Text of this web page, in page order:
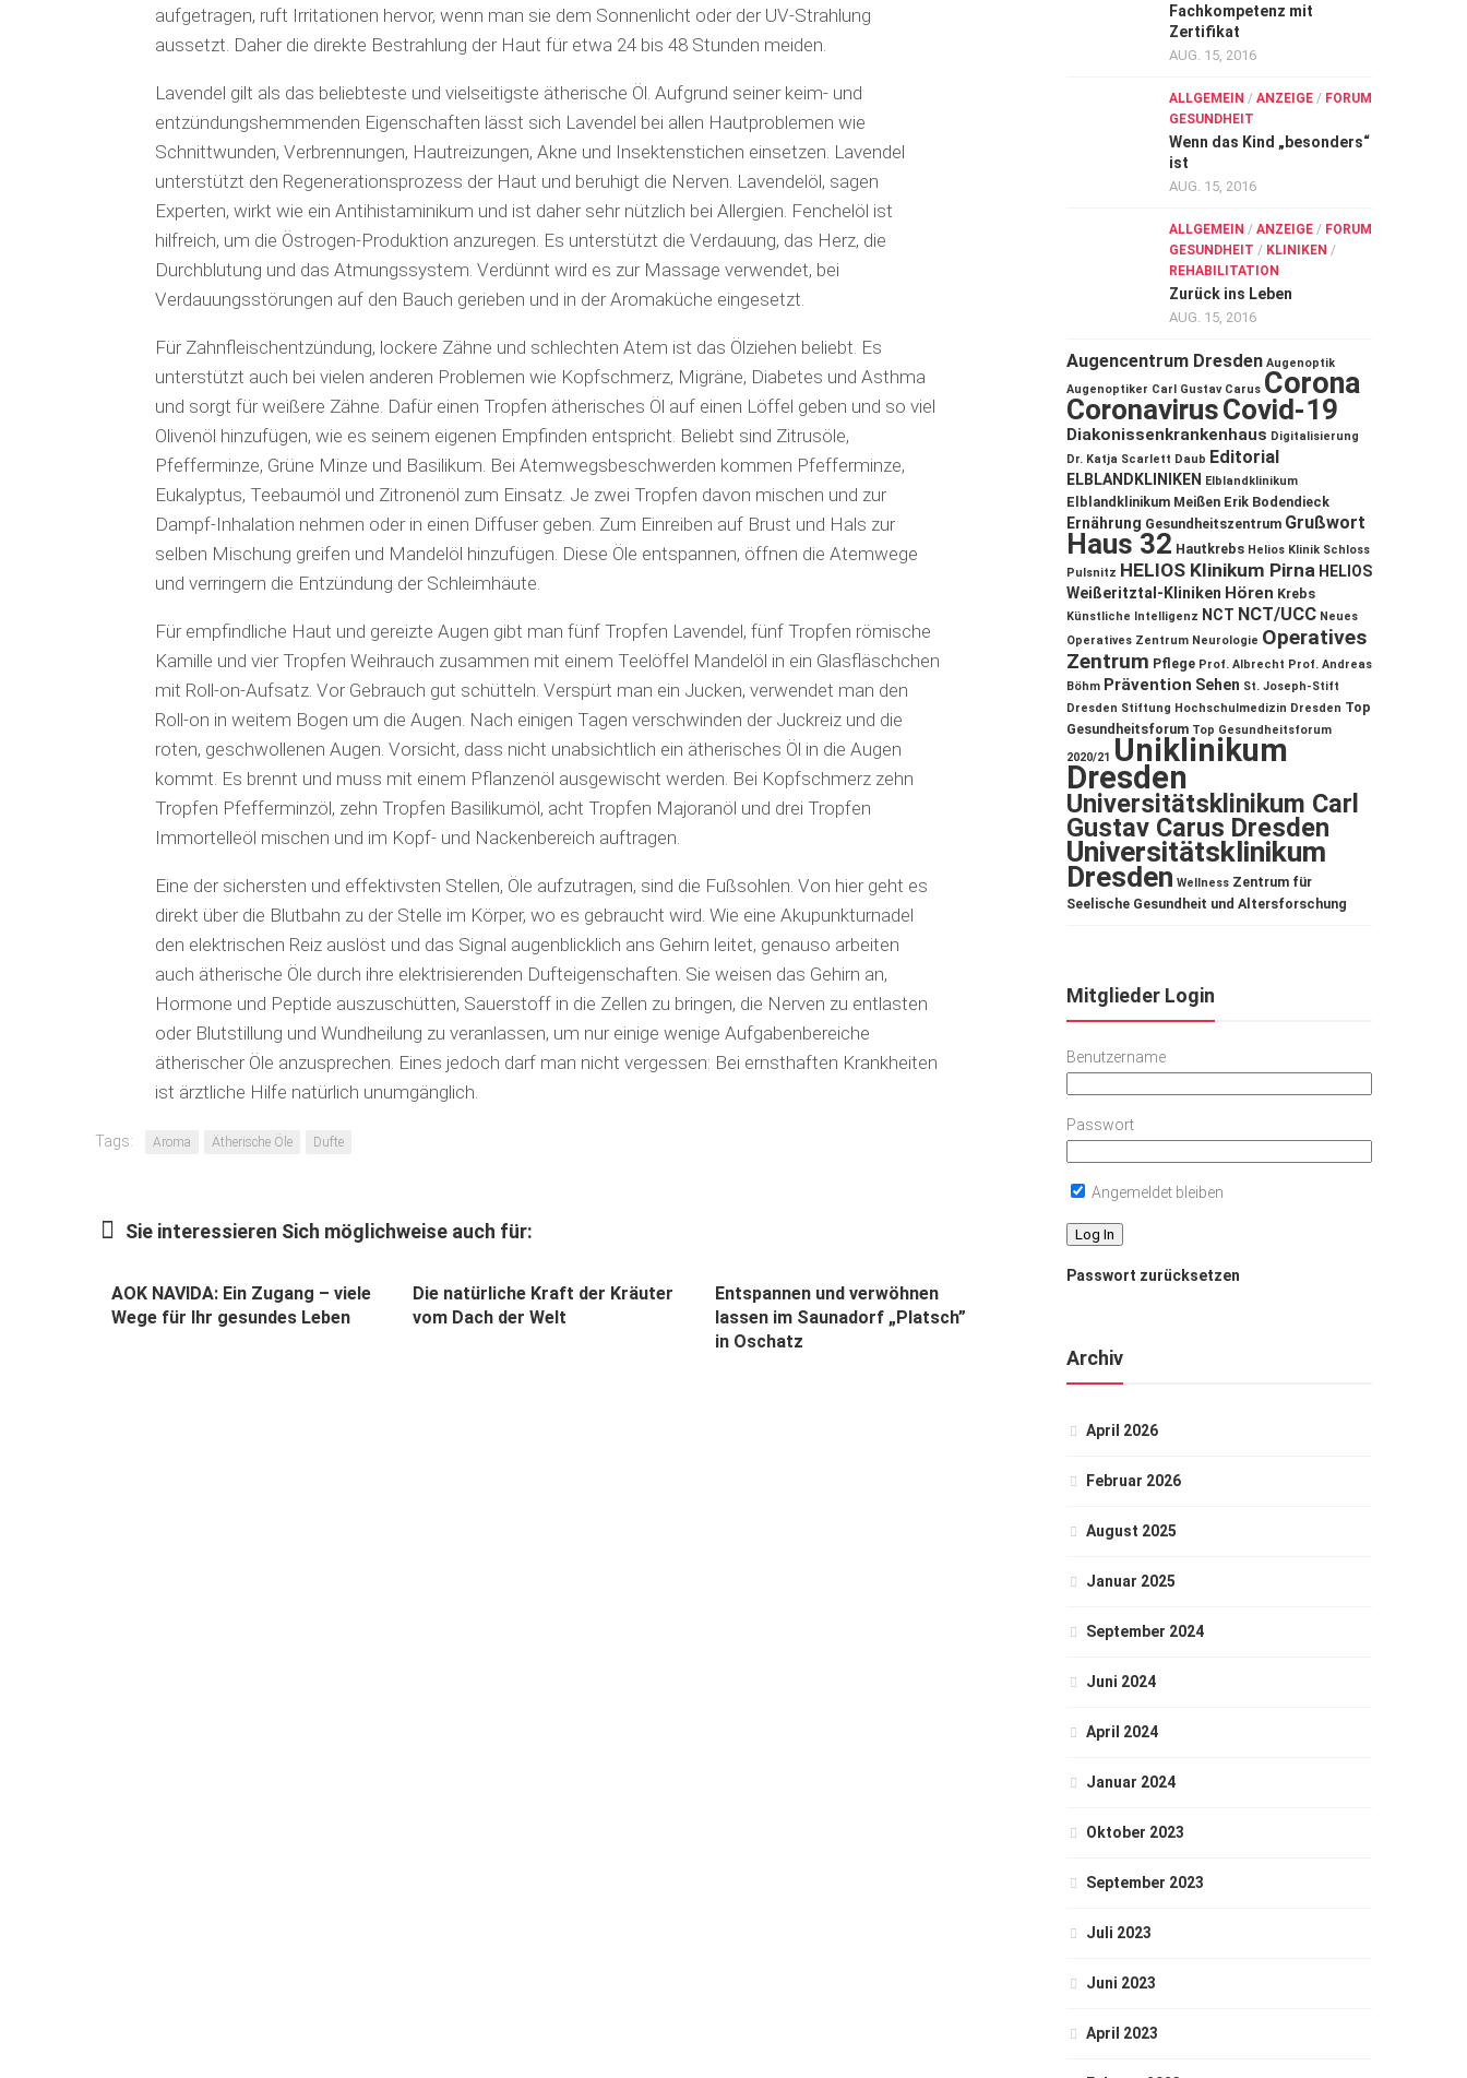
aufgetragen, ruft Irritationen hervor, wenn man sie dem Sonnenlicht oder der UV-Strahlung
aussetzt. Daher die direkte Bestrahlung der Haut für etwa 24 bis 48 Stunden meiden.
Lavendel gilt als das beliebteste und vielseitigste ätherische Öl. Aufgrund seiner keim- und
entzündungshemmenden Eigenschaften lässt sich Lavendel bei allen Hautproblemen wie
Schnittwunden, Verbrennungen, Hautreizungen, Akne und Insektenstichen einsetzen. Lavendel
unterstützt den Regenerationsprozess der Haut und beruhigt die Nerven. Lavendelöl, sagen
Experten, wirkt wie ein Antihistaminikum und ist daher sehr nützlich bei Allergien. Fenchelöl ist
hilfreich, um die Östrogen-Produktion anzuregen. Es unterstützt die Verdauung, das Herz, die
Durchblutung und das Atmungssystem. Verdünnt wird es zur Massage verwendet, bei
Verdauungsstörungen auf den Bauch gerieben und in der Aromaküche eingesetzt.
Für Zahnfleischentzündung, lockere Zähne und schlechten Atem ist das Ölziehen beliebt. Es
unterstützt auch bei vielen anderen Problemen wie Kopfschmerz, Migräne, Diabetes und Asthma
und sorgt für weißere Zähne. Dafür einen Tropfen ätherisches Öl auf einen Löffel geben und so viel
Olivenöl hinzufügen, wie es seinem eigenen Empfinden entspricht. Beliebt sind Zitrusöle,
Pfefferminze, Grüne Minze und Basilikum. Bei Atemwegsbeschwerden kommen Pfefferminze,
Eukalyptus, Teebaumöl und Zitronenöl zum Einsatz. Je zwei Tropfen davon mischen und zur
Dampf-Inhalation nehmen oder in einen Diffuser geben. Zum Einreiben auf Brust und Hals zur
selben Mischung greifen und Mandelöl hinzufügen. Diese Öle entspannen, öffnen die Atemwege
und verringern die Entzündung der Schleimhäute.
Für empfindliche Haut und gereizte Augen gibt man fünf Tropfen Lavendel, fünf Tropfen römische
Kamille und vier Tropfen Weihrauch zusammen mit einem Teelöffel Mandelöl in ein Glasfläschchen
mit Roll-on-Aufsatz. Vor Gebrauch gut schütteln. Verspürt man ein Jucken, verwendet man den
Roll-on in weitem Bogen um die Augen. Nach einigen Tagen verschwinden der Juckreiz und die
roten, geschwollenen Augen. Vorsicht, dass nicht unabsichtlich ein ätherisches Öl in die Augen
kommt. Es brennt und muss mit einem Pflanzenöl ausgewischt werden. Bei Kopfschmerz zehn
Tropfen Pfefferminzöl, zehn Tropfen Basilikumöl, acht Tropfen Majoranöl und drei Tropfen
Immortelleöl mischen und im Kopf- und Nackenbereich auftragen.
Eine der sichersten und effektivsten Stellen, Öle aufzutragen, sind die Fußsohlen. Von hier geht es
direkt über die Blutbahn zu der Stelle im Körper, wo es gebraucht wird. Wie eine Akupunkturnadel
den elektrischen Reiz auslöst und das Signal augenblicklich ans Gehirn leitet, genauso arbeiten
auch ätherische Öle durch ihre elektrisierenden Dufteigenschaften. Sie weisen das Gehirn an,
Hormone und Peptide auszuschütten, Sauerstoff in die Zellen zu bringen, die Nerven zu entlasten
oder Blutstillung und Wundheilung zu veranlassen, um nur einige wenige Aufgabenbereiche
ätherischer Öle anzusprechen. Eines jedoch darf man nicht vergessen: Bei ernsthaften Krankheiten
ist ärztliche Hilfe natürlich unumgänglich.
Tags: Aroma Ätherische Öle Dufte
Sie interessieren Sich möglichweise auch für:
AOK NAVIDA: Ein Zugang – viele
Wege für Ihr gesundes Leben
Die natürliche Kraft der Kräuter
vom Dach der Welt
Entspannen und verwöhnen
lassen im Saunadorf „Platsch”
in Oschatz
Fachkompetenz mit
Zertifikat
AUG. 15, 2016
ALLGEMEIN / ANZEIGE / FORUM
GESUNDHEIT
Wenn das Kind „besonders“
ist
AUG. 15, 2016
ALLGEMEIN / ANZEIGE / FORUM
GESUNDHEIT / KLINIKEN /
REHABILITATION
Zurück ins Leben
AUG. 15, 2016
Augencentrum Dresden Augenoptik
Augenoptiker Carl Gustav Carus Corona
CoronavirusCovid-19
Diakonissenkrankenhaus Digitalisierung
Dr. Katja Scarlett Daub Editorial
ELBLANDKLINIKEN Elblandklinikum
Elblandklinikum Meißen Erik Bodendieck
Ernährung Gesundheitszentrum Grußwort
Haus 32 Hautkrebs Helios Klinik Schloss
Pulsnitz HELIOS Klinikum Pirna HELIOS
Weißeritztal-Kliniken Hören Krebs
Künstliche Intelligenz NCT NCT/UCC Neues
Operatives Zentrum Neurologie Operatives
Zentrum Pflege Prof. Albrecht Prof. Andreas
Böhm Prävention Sehen St. Joseph-Stift
Dresden Stiftung Hochschulmedizin Dresden Top
Gesundheitsforum Top Gesundheitsforum
2020/21 Uniklinikum
Dresden
Universitätsklinikum Carl
Gustav Carus Dresden
Universitätsklinikum
Dresden Wellness Zentrum für
Seelische Gesundheit und Altersforschung
Mitglieder Login
Benutzername
Passwort
Angemeldet bleiben
Passwort zurücksetzen
Archiv
April 2026
Februar 2026
August 2025
Januar 2025
September 2024
Juni 2024
April 2024
Januar 2024
Oktober 2023
September 2023
Juli 2023
Juni 2023
April 2023